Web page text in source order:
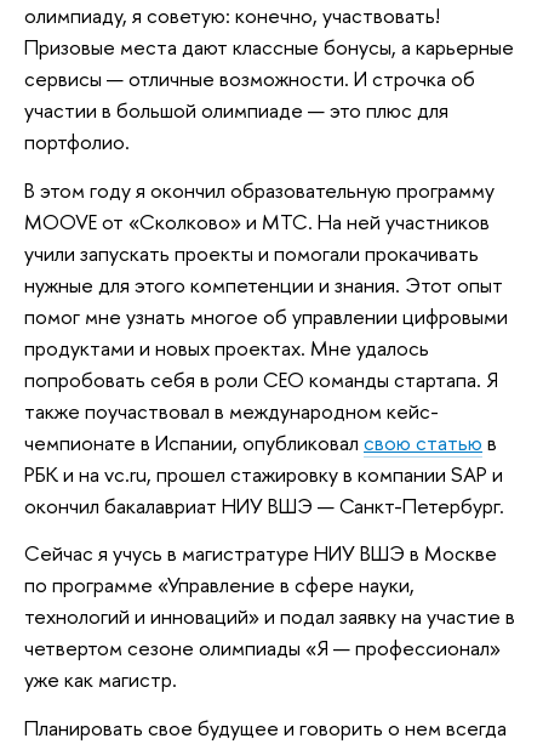
олимпиаду, я советую: конечно, участвовать!
Призовые места дают классные бонусы, а карьерные
сервисы — отличные возможности. И строчка об
участии в большой олимпиаде — это плюс для
портфолио.
В этом году я окончил образовательную программу
MOOVE от «Сколково» и МТС. На ней участников
учили запускать проекты и помогали прокачивать
нужные для этого компетенции и знания. Этот опыт
помог мне узнать многое об управлении цифровыми
продуктами и новых проектах. Мне удалось
попробовать себя в роли СЕО команды стартапа. Я
также поучаствовал в международном кейс-
чемпионате в Испании, опубликовал свою статью в
РБК и на vc.ru, прошел стажировку в компании SAP и
окончил бакалавриат НИУ ВШЭ — Санкт-Петербург.
Сейчас я учусь в магистратуре НИУ ВШЭ в Москве
по программе «Управление в сфере науки,
технологий и инноваций» и подал заявку на участие в
четвертом сезоне олимпиады «Я — профессионал»
уже как магистр.
Планировать свое будущее и говорить о нем всегда